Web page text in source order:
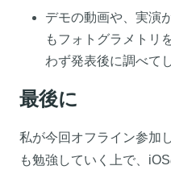
デモの動画や、実演
もフォトグラメトリ
わず発表後に調べて
最後に
私が今回オフライン参加
も勉強していく上で、